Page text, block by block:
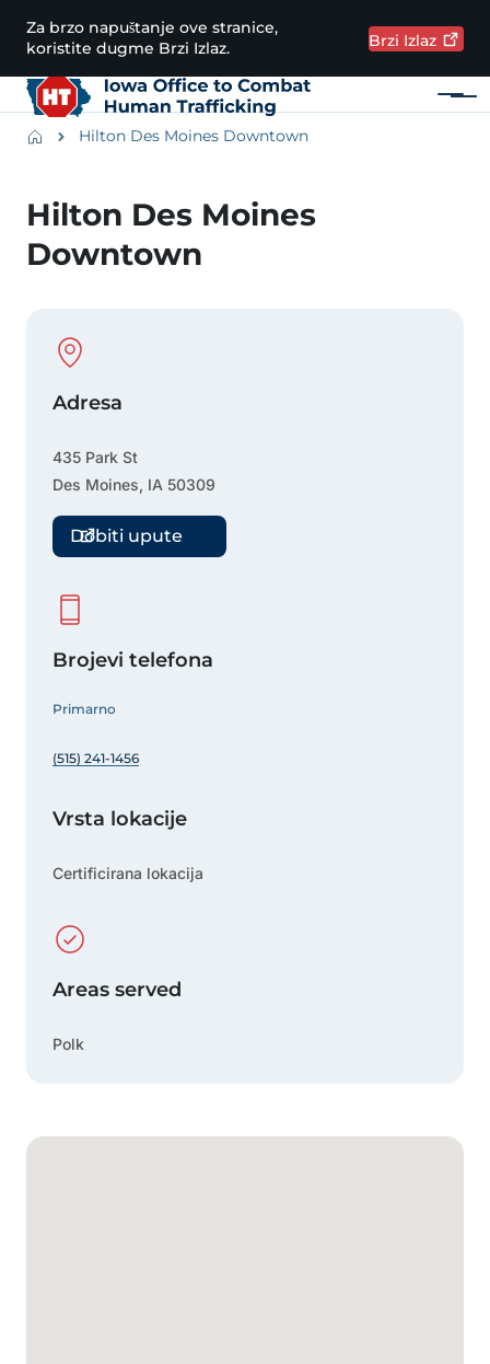
Preskoči na glavni sadržaj
Za brzo napuštanje ove stranice,
koristite dugme Brzi Izlaz.
Brzi Izlaz
Meni
Main navigation
BreadcrumbsHilton Des Moines Downtown
Hilton Des Moines
Downtown
Google Mapa
Physical Location
Adresa
435 Park St
Des Moines, IA 50309
Dobiti upute
Brojevi telefona
Primarno
(515) 241-1456
Vrsta lokacije
Certificirana lokacija
Areas served
Polk